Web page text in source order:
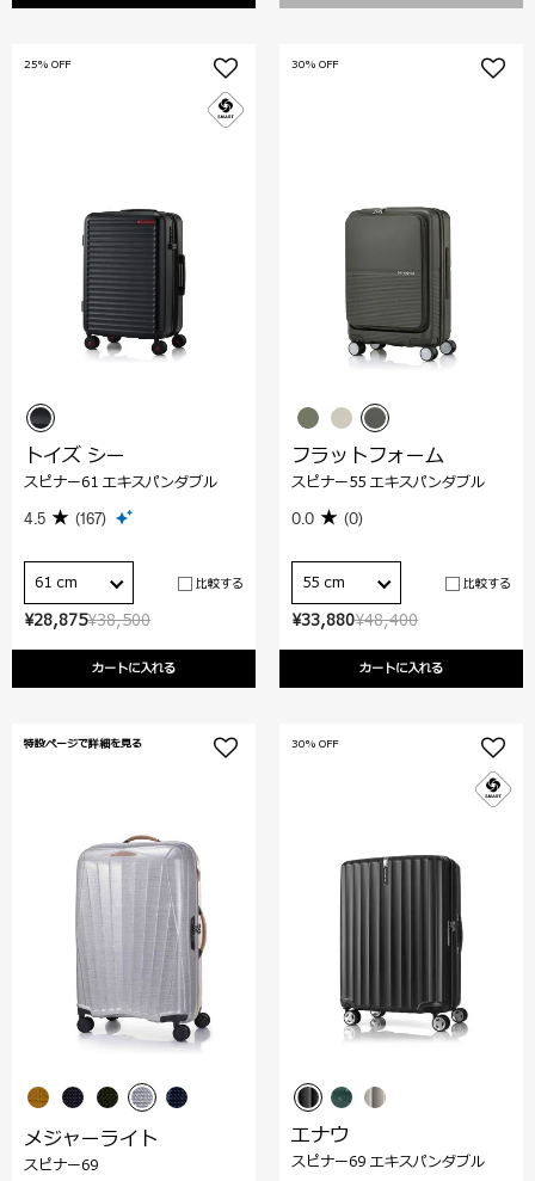
¥38,500
¥28,875
カートに入れる
25% OFF
トイズ シー
スピナー61 エキスパンダブル
4.5 (167)
61 cm 比較する
¥48,400
¥33,880
カートに入れる
30% OFF
フラットフォーム
スピナー55 エキスパンダブル
0.0 (0)
55 cm 比較する
特設ページで詳細を見る
メジャーライト
スピナー69
30% OFF
エナウ
スピナー69 エキスパンダブル